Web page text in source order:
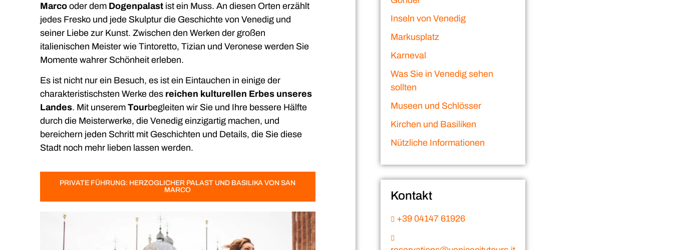
Marco oder dem Dogenpalast ist ein Muss. An diesen Orten erzählt
jedes Fresko und jede Skulptur die Geschichte von Venedig und
seiner Liebe zur Kunst. Zwischen den Werken der großen
italienischen Meister wie Tintoretto, Tizian und Veronese werden Sie
Momente wahrer Schönheit erleben.
Es ist nicht nur ein Besuch, es ist ein Eintauchen in einige der
charakteristischsten Werke des reichen kulturellen Erbes unseres
Landes. Mit unserem Tourbegleiten wir Sie und Ihre bessere Hälfte
durch die Meisterwerke, die Venedig einzigartig machen, und
bereichern jeden Schritt mit Geschichten und Details, die Sie diese
Stadt noch mehr lieben lassen werden.
PRIVATE FÜHRUNG: HERZOGLICHER PALAST UND BASILIKA VON SAN
MARCO
Inseln von Venedig
Markusplatz
Karneval
Was Sie in Venedig sehen
sollten
Museen und Schlösser
Kirchen und Basiliken
Nützliche Informationen
Kontakt
+39 04147 61926